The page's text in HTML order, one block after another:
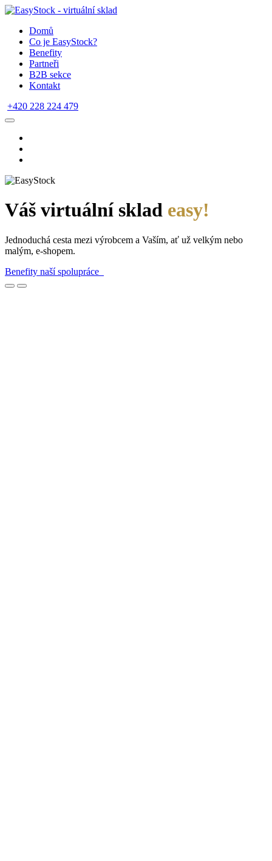
Domů
Co je EasyStock?
Benefity
Partneři
B2B sekce
Kontakt
+420 228 224 479
Váš virtuální sklad easy!
Jednoduchá cesta mezi výrobcem a Vaším, ať už velkým nebo
malým, e-shopem.
Benefity naší spolupráce